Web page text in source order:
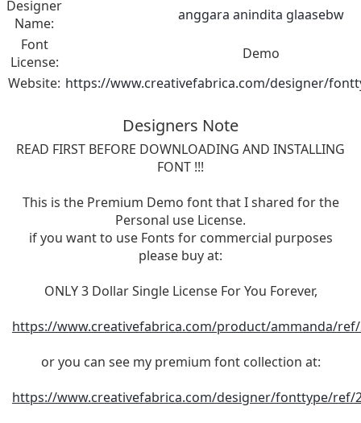
Designer
Name:
anggara anindita glaasebw
Font
License:
Demo
Website: https://www.creativefabrica.com/designer/
Designers Note
READ FIRST BEFORE DOWNLOADING AND INSTALLING
FONT !!!
This is the Premium Demo font that I shared for the
Personal use License.
if you want to use Fonts for commercial purposes
please buy at:
ONLY 3 Dollar Single License For You Forever,
https://www.creativefabrica.com/product/ammanda/
or you can see my premium font collection at:
https://www.creativefabrica.com/designer/fonttype/ref/